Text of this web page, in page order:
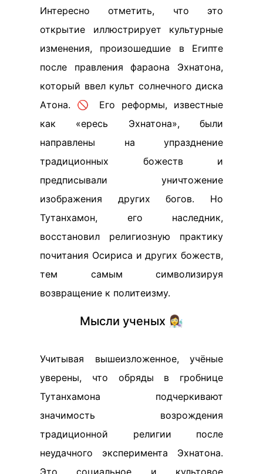
Интересно отметить, что это
открытие иллюстрирует культурные
изменения, произошедшие в Египте
после правления фараона Эхнатона,
который ввел культ солнечного диска
Атона. 🚫 Его реформы, известные
как «ересь Эхнатона», были
направлены на упразднение
традиционных божеств и
предписывали уничтожение
изображения других богов. Но
Тутанхамон, его наследник,
восстановил религиозную практику
почитания Осириса и других божеств,
тем самым символизируя
возвращение к политеизму.
Мысли ученых 👩‍🔬
Учитывая вышеизложенное, учёные
уверены, что обряды в гробнице
Тутанхамона подчеркивают
значимость возрождения
традиционной религии после
неудачного эксперимента Эхнатона.
Это социальное и культовое